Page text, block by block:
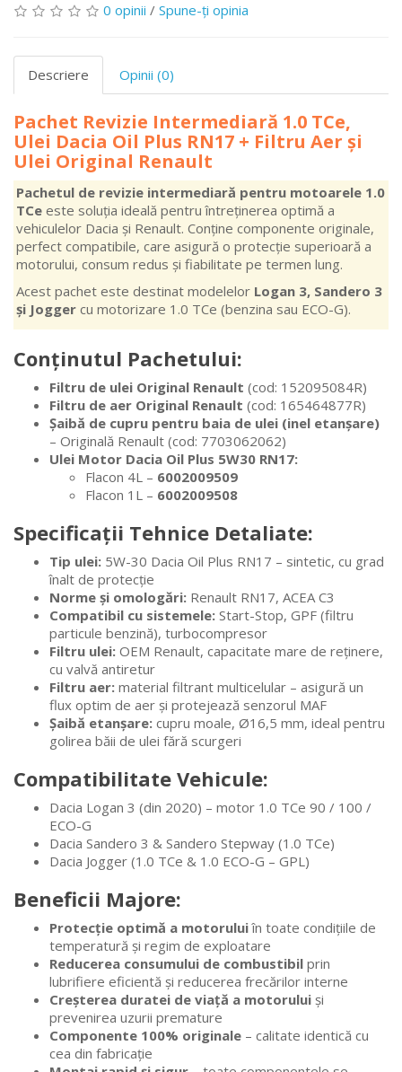
0 opinii / Spune-ţi opinia
Descriere Opinii (0)
Pachet Revizie Intermediară 1.0 TCe,
Ulei Dacia Oil Plus RN17 + Filtru Aer și
Ulei Original Renault
Pachetul de revizie intermediară pentru motoarele 1.0
TCe este soluția ideală pentru întreținerea optimă a
vehiculelor Dacia și Renault. Conține componente originale,
perfect compatibile, care asigură o protecție superioară a
motorului, consum redus și fiabilitate pe termen lung.
Acest pachet este destinat modelelor Logan 3, Sandero 3
și Jogger cu motorizare 1.0 TCe (benzina sau ECO-G).
Conținutul Pachetului:
Filtru de ulei Original Renault (cod: 152095084R)
Filtru de aer Original Renault (cod: 165464877R)
Șaibă de cupru pentru baia de ulei (inel etanșare)
– Originală Renault (cod: 7703062062)
Ulei Motor Dacia Oil Plus 5W30 RN17:
Flacon 4L – 6002009509
Flacon 1L – 6002009508
Specificații Tehnice Detaliate:
Tip ulei: 5W-30 Dacia Oil Plus RN17 – sintetic, cu grad
înalt de protecție
Norme și omologări: Renault RN17, ACEA C3
Compatibil cu sistemele: Start-Stop, GPF (filtru
particule benzină), turbocompresor
Filtru ulei: OEM Renault, capacitate mare de reținere,
cu valvă antiretur
Filtru aer: material filtrant multicelular – asigură un
flux optim de aer și protejează senzorul MAF
Șaibă etanșare: cupru moale, Ø16,5 mm, ideal pentru
golirea băii de ulei fără scurgeri
Compatibilitate Vehicule:
Dacia Logan 3 (din 2020) – motor 1.0 TCe 90 / 100 /
ECO-G
Dacia Sandero 3 & Sandero Stepway (1.0 TCe)
Dacia Jogger (1.0 TCe & 1.0 ECO-G – GPL)
Beneficii Majore:
Protecție optimă a motoruluiîn toate condițiile de
temperatură și regim de exploatare
Reducerea consumului de combustibil prin
lubrifiere eficientă și reducerea frecărilor interne
Creșterea duratei de viață a motorului și
prevenirea uzurii premature
Componente 100% originale – calitate identică cu
cea din fabricație